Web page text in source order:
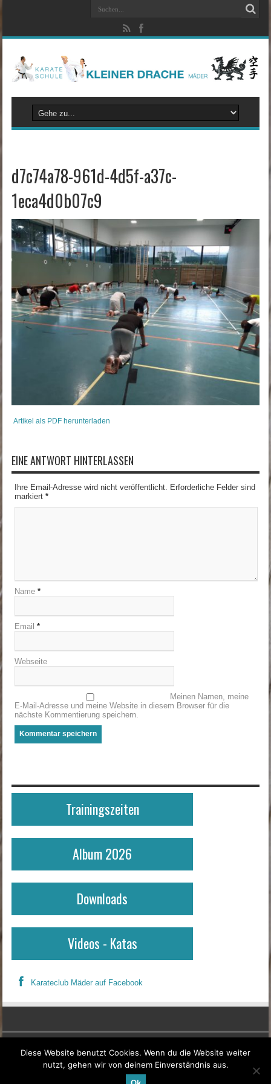
d7c74a78-961d-4d5f-a37c-
1eca4d0b07c9
Artikel als PDF herunterladen
EINE ANTWORT HINTERLASSEN
Ihre Email-Adresse wird nicht veröffentlicht. Erforderliche Felder sind
markiert *
Name *
Email *
Webseite
Meinen Namen, meine
E-Mail-Adresse und meine Website in diesem Browser für die
nächste Kommentierung speichern.
Trainingszeiten
Album 2026
Downloads
Videos - Katas
Karateclub Mäder auf Facebook
Kontakt & Impressum
Diese Website benutzt Cookies. Wenn du die Website weiter
nutzt, gehen wir von deinem Einverständnis aus.